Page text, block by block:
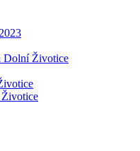
Dolní Životice
Životice